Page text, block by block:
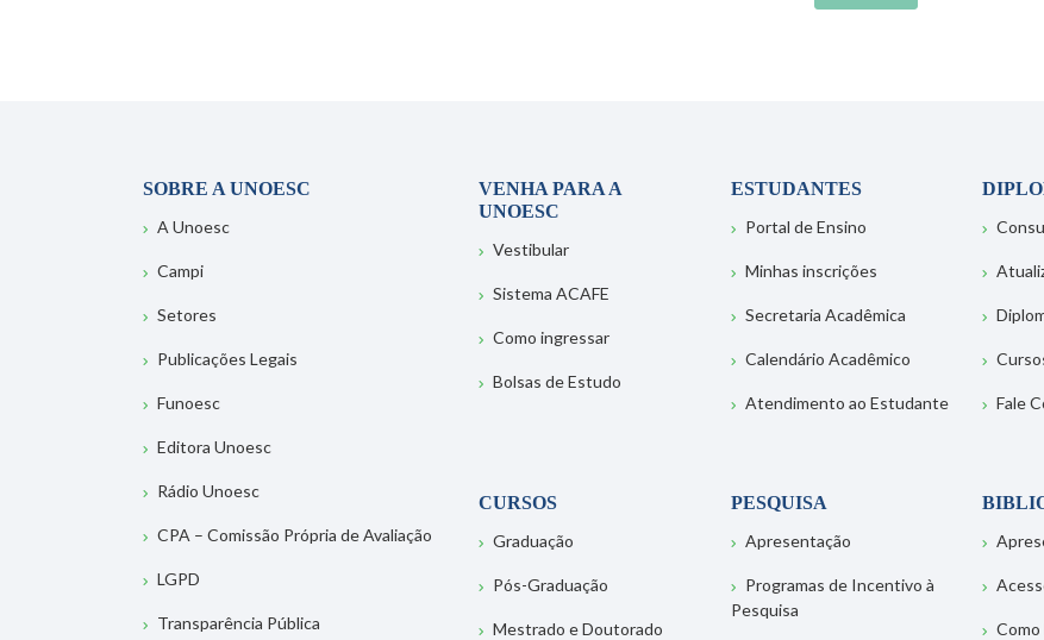
SOBRE A UNOESC
A Unoesc
Campi
Setores
Publicações Legais
Funoesc
Editora Unoesc
Rádio Unoesc
CPA – Comissão Própria de Avaliação
LGPD
Transparência Pública
VENHA PARA A
UNOESC
Vestibular
Sistema ACAFE
Como ingressar
Bolsas de Estudo
ESTUDANTES
Portal de Ensino
Minhas inscrições
Secretaria Acadêmica
Calendário Acadêmico
Atendimento ao Estudante Fale
CURSOS
Graduação
Pós-Graduação
Mestrado e Doutorado
PESQUISA
Apresentação
Programas de Incentivo à
Pesquisa
Como